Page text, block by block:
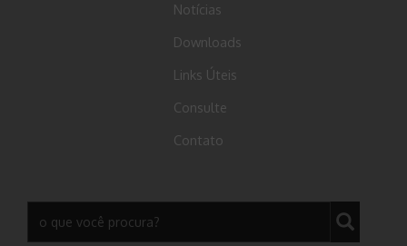
Notícias
Downloads
Links Úteis
Consulte
Contato